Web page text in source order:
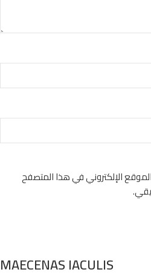
الإلكتروني في هذا المتصفح
MAECENAS IACULIS